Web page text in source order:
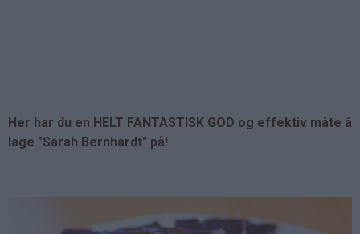
Her har du en HELT FANTASTISK GOD og effektiv måte å
lage "Sarah Bernhardt" på!